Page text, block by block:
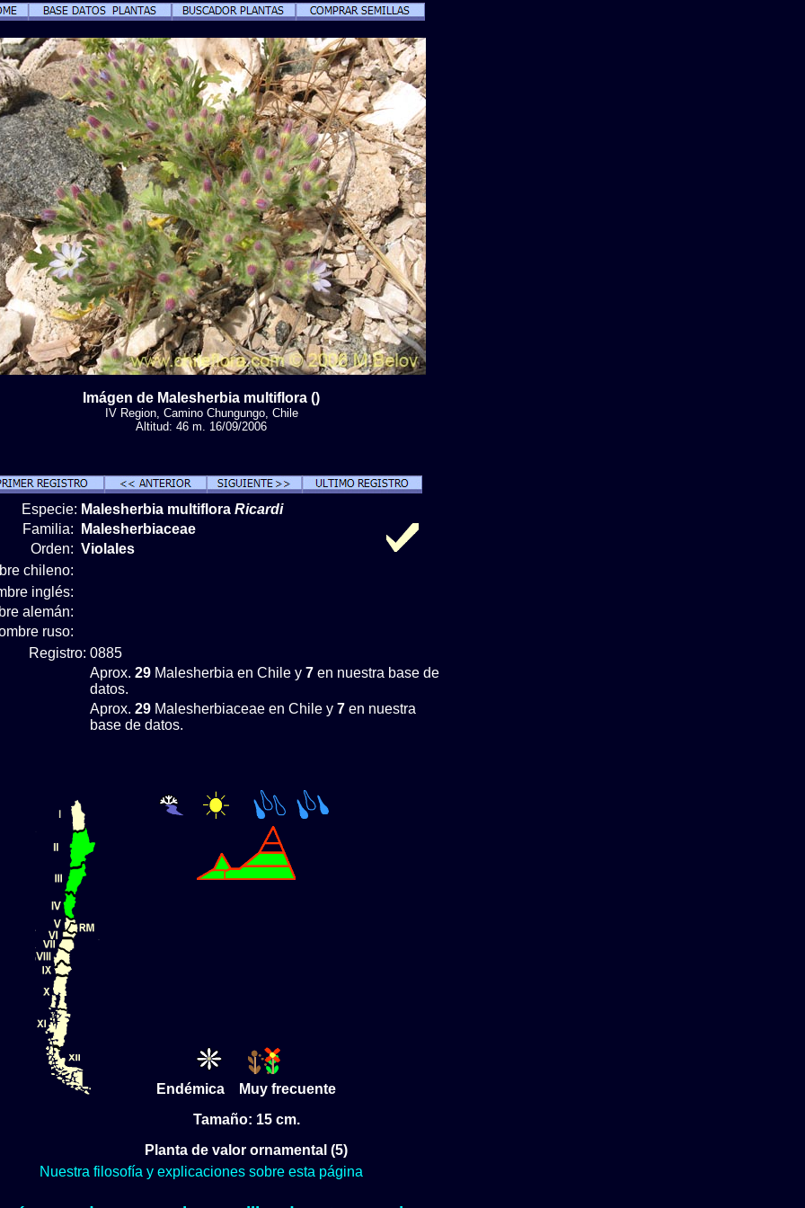
Imágen de Malesherbia multiflora ()
IV Region, Camino Chungungo, Chile
Altitud: 46 m. 16/09/2006
Especie: Malesherbia multiflora Ricardi
Familia:
Malesherbiaceae
Orden: Violales
chileno:
inglés:
alemán:
ruso:
Registro: 0885
Aprox. 29 Malesherbia en Chile y 7 en nuestra base de
datos.
Aprox. 29 Malesherbiaceae en Chile y 7 en nuestra
base de datos.
Endémica Muy frecuente
Tamaño: 15 cm.
Planta de valor ornamental (5)
Nuestra filosofía y explicaciones sobre esta página